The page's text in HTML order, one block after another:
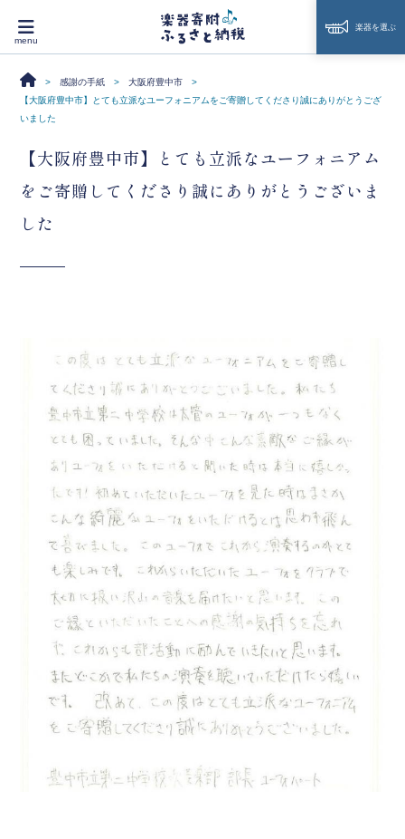
楽器を選ぶ
感謝の手紙
大阪府豊中市
【大阪府豊中市】とても立派なユーフォニアムをご寄贈してくださり誠にありがとうござ
いました
【大阪府豊中市】とても立派なユーフォニアム
をご寄贈してくださり誠にありがとうございま
した